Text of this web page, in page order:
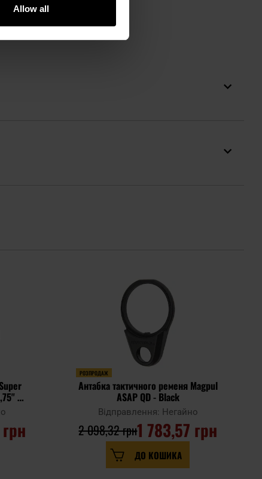
Allow all
3-
РОЗПРОДАЖ
Антабка тактичного ременя Magpul
ASAP QD - Black
Відправлення: Негайно
1 783,57 грн
2 098,32 грн
ДО КОШИКА